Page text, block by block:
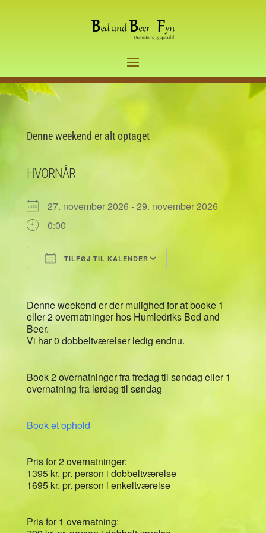
Denne weekend er alt optaget
HVORNÅR
27. november 2026 - 29. november 2026
0:00
TILFØJ TIL KALENDER
Denne weekend er der mulighed for at booke 1
eller 2 overnatninger hos Humledriks Bed and
Beer.
Vi har 0 dobbeltværelser ledig endnu.
Book 2 overnatninger fra fredag til søndag eller 1
overnatning fra lørdag til søndag
Book et ophold
Pris for 2 overnatninger:
1395 kr. pr. person i dobbeltværelse
1695 kr. pr. person i enkeltværelse
Pris for 1 overnatning: